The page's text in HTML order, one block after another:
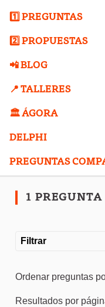
1️⃣ PREGUNTAS
2️⃣ PROPUESTAS
📲 BLOG
📍 TALLERES
🏛️ ÁGORA
DELPHI
PREGUNTAS
1 PREGUNTA
Filtrar
Ordenar preguntas
Resultados por